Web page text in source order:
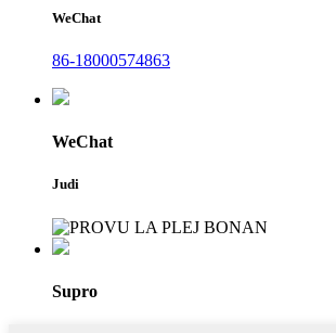
WeChat
86-18000574863
WeChat
Judi
Supro